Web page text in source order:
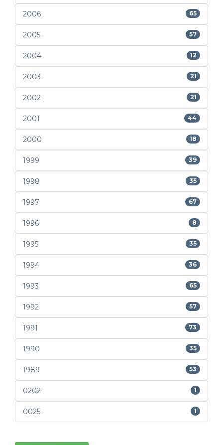
2006 65
2005 57
2004 12
2003 21
2002 21
2001 44
2000 18
1999 39
1998 35
1997 67
1996 8
1995 35
1994 36
1993 65
1992 57
1991 73
1990 35
1989 53
0202 1
0025 1